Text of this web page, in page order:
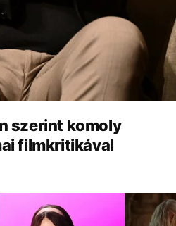
szerint komoly
filmkritikával